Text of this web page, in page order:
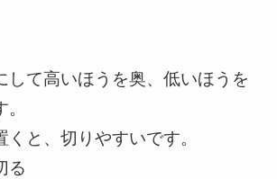
して高いほうを奥、低いほうを
と、切りやすいです。
る